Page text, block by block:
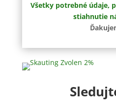
Všetky potrebné údaje,
stiahnutie